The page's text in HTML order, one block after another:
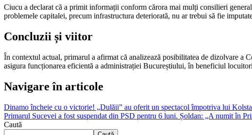
Ciucu a declarat că a primit informații conform cărora mai mulți consilieri
problemele capitalei, precum infrastructura deteriorată, nu ar trebui să fie
Concluzii și viitor
În contextul actual, primarul a afirmat că analizează posibilitatea de dizolvare a
asigura funcționarea eficientă a administrației Bucureștiului, în beneficiul
Navigare în articole
Dinamo încheie cu o victorie! „Dulăii” au oferit un spectacol împotriva lui
Primarul Sucevei a fost suspendat din PSD pentru 6 luni. Șoldan: „A numit în
Caută